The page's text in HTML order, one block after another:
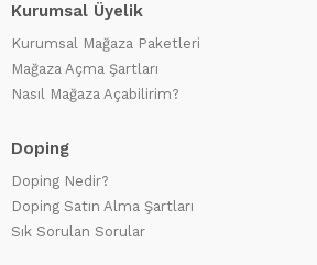
Kurumsal Üyelik
Kurumsal Mağaza Paketleri
Mağaza Açma Şartları
Nasıl Mağaza Açabilirim?
Doping
Doping Nedir?
Doping Satın Alma Şartları
Sık Sorulan Sorular